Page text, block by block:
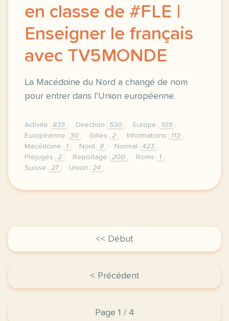
en classe de #FLE |
Enseigner le français
avec TV5MONDE
La Macédoine du Nord a changé de nom
pour entrer dans l’Union européenne.
Activité 835 Direction 530 Europe
109
Européenne
30 Gilles 2 Informations
113
Macédoine
1 Nord 8 Normal
423
Préjugés
2 Reportage 200 Roms
1
Suisse
27 Union 24
didomi host didomi components button cursor
<< Début
< Précédent
Page 1 / 4